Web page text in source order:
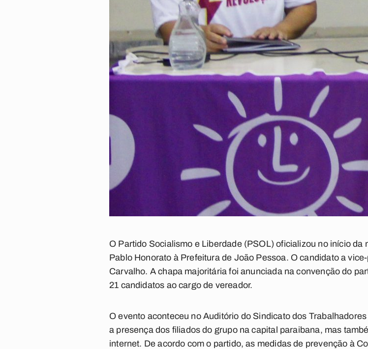
O Partido Socialismo e Liberdade (PSOL) oficializou no início
Pablo Honorato à Prefeitura de João Pessoa. O candidato a
Carvalho. A chapa majoritária foi anunciada na convenção do
21 candidatos ao cargo de vereador.
O evento aconteceu no Auditório do Sindicato dos
a presença dos filiados do grupo na capital paraibana, mas
internet. De acordo com o partido, as medidas de prevenção à